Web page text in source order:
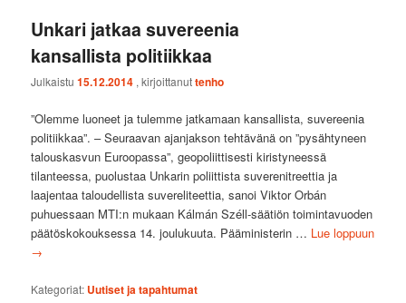
Unkari jatkaa suvereenia
kansallista politiikkaa
Julkaistu15.12.2014 , kirjoittanuttenho
”Olemme luoneet ja tulemme jatkamaan kansallista, suvereenia
politiikkaa”. – Seuraavan ajanjakson tehtävänä on ”pysähtyneen
talouskasvun Euroopassa”, geopoliittisesti kiristyneessä
tilanteessa, puolustaa Unkarin poliittista suverenitreettia ja
laajentaa taloudellista suvereliteettia, sanoi Viktor Orbán
puhuessaan MTI:n mukaan Kálmán Széll-säätiön toimintavuoden
päätöskokouksessa 14. joulukuuta. Pääministerin … Lue loppuun
→
Kategoriat: Uutiset ja tapahtumat